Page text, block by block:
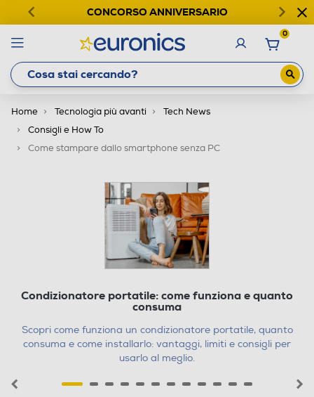
CONCORSO ANNIVERSARIO
0
Home Tecnologia più avanti
Tech News
Consigli e How To
Come stampare dallo smartphone senza PC
Condizionatore portatile: come funziona e quanto
consuma
Scopri come funziona un condizionatore portatile, quanto
consuma e come installarlo: vantaggi, limiti e consigli per
usarlo al meglio.